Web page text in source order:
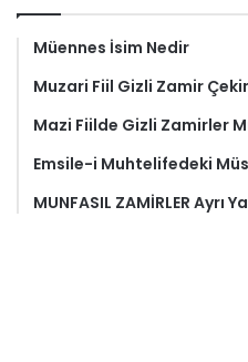
Müennes İsim Nedir
Muzari Fiil Gizli Zamir
Mazi Fiilde Gizli Zamirler
Emsile-i Muhtelifedeki
MUNFASIL ZAMİRLER Ayrı